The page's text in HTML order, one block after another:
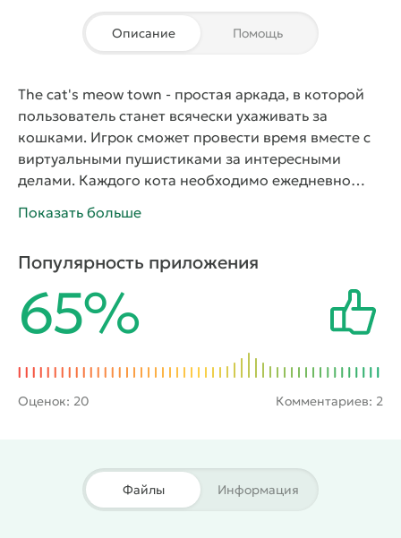
Описание Помощь
The cat's meow town - простая аркада, в которой
пользователь станет всячески ухаживать за
кошками. Игрок сможет провести время вместе с
виртуальными пушистиками за интересными
делами. Каждого кота необходимо ежедневно
заболеть, поэтому им нужно оказать помощь в
имеют возможность украсить комнаты, где
проживают кошечки, с помощью предметов
мебели и других аксессуаров. Подобные
преобразования порадуют их и поднимут им
Показать больше
Популярность приложения
65%
Оценок: 20 Комментариев: 2
Файлы Информация